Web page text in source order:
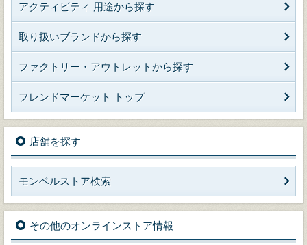
アクティビティ 用途から探す
取り扱いブランドから探す
ファクトリー・アウトレットから探す
フレンドマーケット トップ
店舗を探す
モンベルストア検索
その他のオンラインストア情報